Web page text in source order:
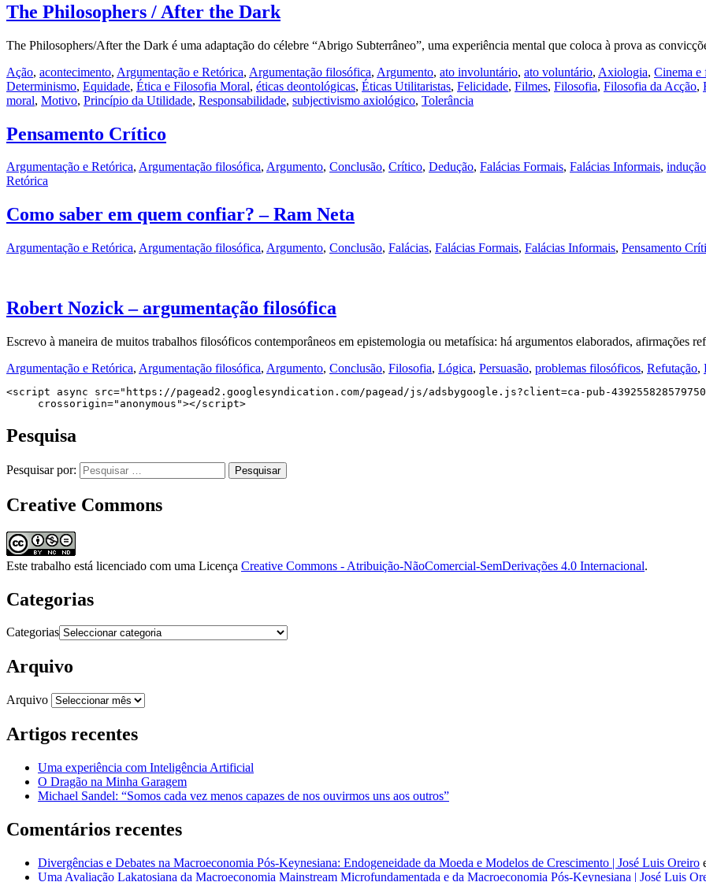
The Philosophers / After the Dark
The Philosophers/After the Dark é uma adaptação do célebre “Abrigo Subterrâneo”, uma experiência mental que coloca à prova as
Ação, acontecimento, Argumentação e Retórica, Argumentação filosófica, Argumento, ato involuntário, ato voluntário, Axiologia, Cinema e
Determinismo, Equidade, Ética e Filosofia Moral, éticas deontológicas, Éticas Utilitaristas, Felicidade, Filmes, Filosofia, Filosofia da Acção,
moral, Motivo, Princípio da Utilidade, Responsabilidade, subjectivismo axiológico, Tolerância
Pensamento Crítico
Argumentação e Retórica, Argumentação filosófica, Argumento, Conclusão, Crítico, Dedução, Falácias Formais, Falácias Informais, indução
Retórica
Como saber em quem confiar? – Ram Neta
Argumentação e Retórica, Argumentação filosófica, Argumento, Conclusão, Falácias, Falácias Formais, Falácias Informais, Pensamento
Robert Nozick – argumentação filosófica
Escrevo à maneira de muitos trabalhos filosóficos contemporâneos em epistemologia ou metafísica: há argumentos elaborados, afirmações
Argumentação e Retórica, Argumentação filosófica, Argumento, Conclusão, Filosofia, Lógica, Persuasão, problemas filosóficos, Refutação,
<script async src="https://pagead2.googlesyndication.com/pagead/js/adsbygoogle.js?client=ca-pub-
     crossorigin="anonymous"></script>
Pesquisa
Pesquisar por:
Creative Commons
Este trabalho está licenciado com uma Licença Creative Commons - Atribuição-NãoComercial-SemDerivações 4.0 Internacional.
Categorias
Categorias
Arquivo
Arquivo
Artigos recentes
Uma experiência com Inteligência Artificial
O Dragão na Minha Garagem
Michael Sandel: “Somos cada vez menos capazes de nos ouvirmos uns aos outros”
Comentários recentes
Divergências e Debates na Macroeconomia Pós-Keynesiana: Endogeneidade da Moeda e Modelos de Crescimento | José Luis Oreiro
Uma Avaliação Lakatosiana da Macroeconomia Mainstream Microfundamentada e da Macroeconomia Pós-Keynesiana | José Luis